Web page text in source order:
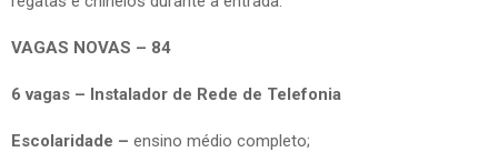
VAGAS NOVAS – 84
6 vagas – Instalador de Rede de Telefonia
Escolaridade – ensino médio completo;